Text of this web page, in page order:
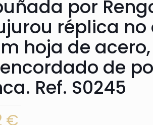
por
réplica
hoja de
de
Ref. S0245
€